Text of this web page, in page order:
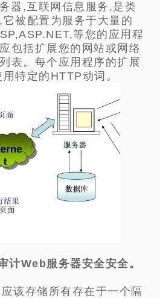
器,互联网信息服务,是类
被配置为服务于大量的
等您的应用程
包括扩展您的网站或网络
表。每个应用程序的扩展
特定的HTTP动词。
计Web服务器安全安全。
该存储所有存在于一个隔